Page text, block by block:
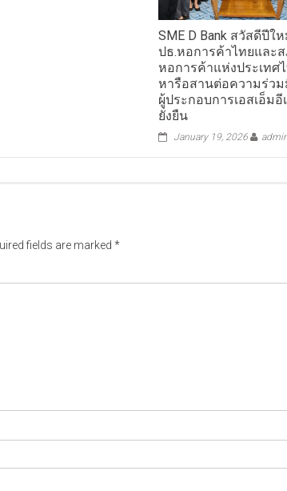
SME D Bank สวัสดีปีใ
ปธ.หอการค้าไทยและ
หอการค้าแห่งประเทศ
หารือสานต่อความร่ว
ผู้ประกอบการเอสเอ็มอี
ยั่งยืน
January 19, 2026
fields are marked *